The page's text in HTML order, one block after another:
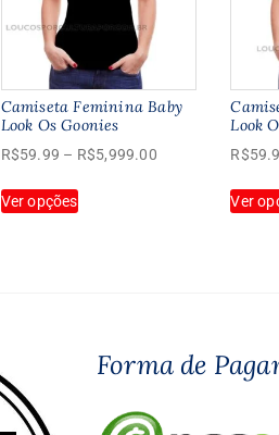
Camiseta Feminina Baby
Look Os Goonies
R$59.99 – R$5,999.00Faixa
Ver opções
Este
produto
podem
ser
Look
R$
Ver
Forma de